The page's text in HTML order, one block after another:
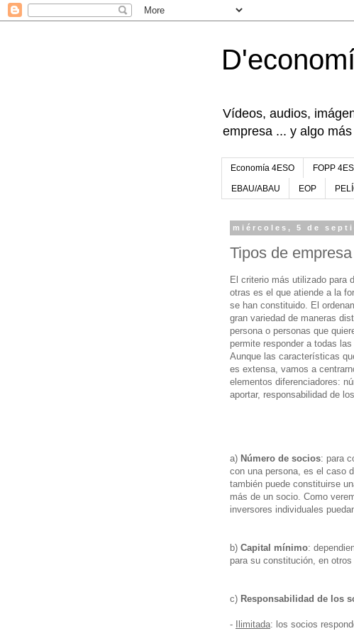
Vídeos, audios,
empresa ... y algo más
Economía 4ESO FOPP
EBAU/ABAU EOP
miércoles, 5 de
Tipos de
El criterio más utilizado para
otras es el que atiende a la
se han constituido. El
gran variedad de maneras
persona o personas que
permite responder a todas
Aunque las características
es extensa, vamos a
elementos diferenciadores:
aportar, responsabilidad de
a) Número de socios: para
con una persona, es el caso
también puede constituirse
más de un socio. Como
inversores individuales
b) Capital mínimo:
para su constitución, en
c) Responsabilidad de los
- Ilimitada: los socios